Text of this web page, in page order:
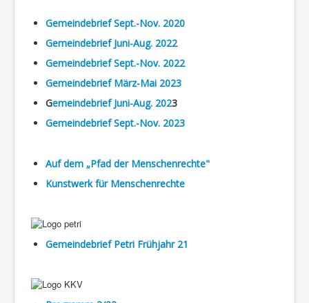
Gemeindebrief Sept.-Nov. 2020
Gemeindebrief Juni-Aug. 2022
Gemeindebrief Sept.-Nov. 2022
Gemeindebrief März-Mai 2023
Gemeindebrief Juni-Aug. 2023
Gemeindebrief Sept.-Nov. 2023
Auf dem „Pfad der Menschenrechte"
Kunstwerk für Menschenrechte
Gemeindebrief Petri Frühjahr 21